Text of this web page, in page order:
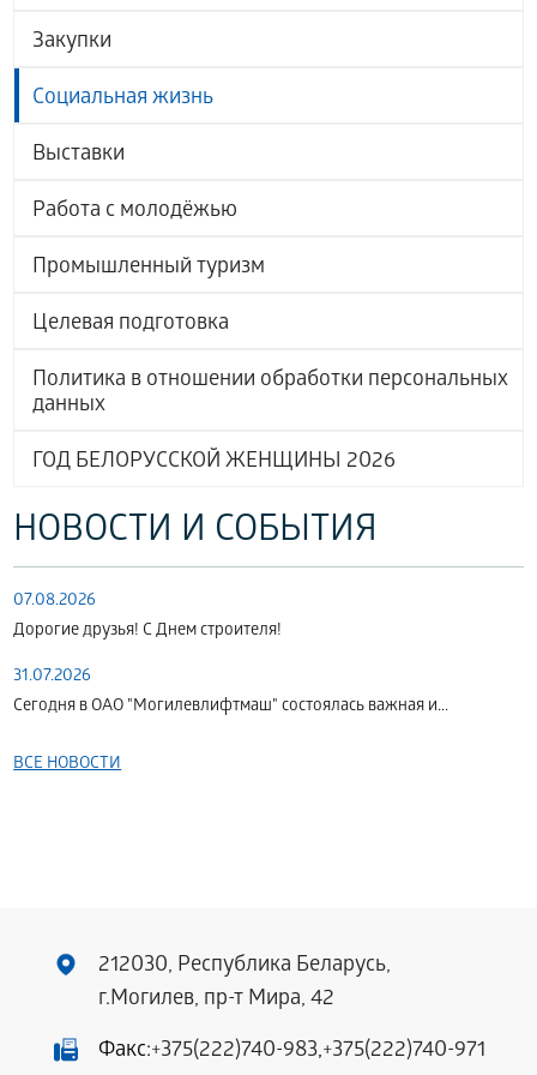
Закупки
Социальная жизнь
Выставки
Работа с молодёжью
Промышленный туризм
Целевая подготовка
Политика в отношении обработки персональных
данных
ГОД БЕЛОРУССКОЙ ЖЕНЩИНЫ 2026
НОВОСТИ И СОБЫТИЯ
07.08.2026
Дорогие друзья! С Днем строителя!
31.07.2026
Сегодня в ОАО "Могилевлифтмаш" состоялась важная и...
ВСЕ НОВОСТИ
212030, Республика Беларусь,
г.Могилев, пр-т Мира, 42
Факс:+375(222)740-983,+375(222)740-971